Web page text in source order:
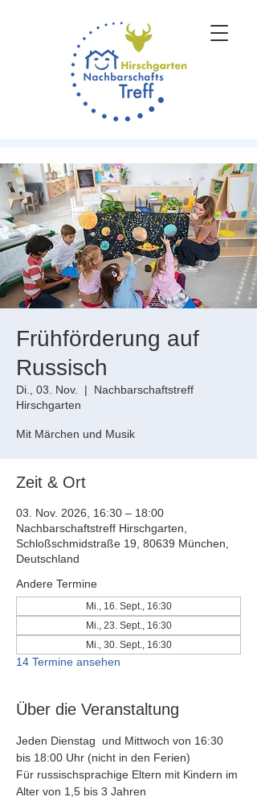
Frühförderung auf
Russisch
Di., 03. Nov.
  |
Nachbarschaftstreff
Hirschgarten
Mit Märchen und Musik
Zeit & Ort
03. Nov. 2026, 16:30 – 18:00
Nachbarschaftstreff Hirschgarten,
Schloßschmidstraße 19, 80639 München,
Deutschland
Andere Termine
Mi., 16. Sept., 16:30
Mi., 23. Sept., 16:30
Mi., 30. Sept., 16:30
14 Termine ansehen
Über die Veranstaltung
Jeden Dienstag  und Mittwoch von 16:30
bis 18:00 Uhr (nicht in den Ferien)
Für russischsprachige Eltern mit Kindern im
Alter von 1,5 bis 3 Jahren